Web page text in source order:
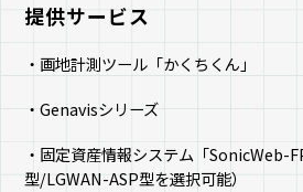
提供サービス
・画地計測ツール「かくちくん」
・Genavisシリーズ
・固定資産情報システム「SonicWeb-
型/LGWAN-ASP型を選択可能）